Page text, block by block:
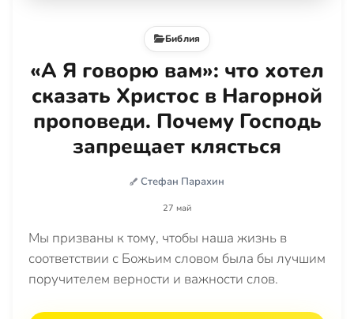
Библия
«А Я говорю вам»: что хотел
сказать Христос в Нагорной
проповеди. Почему Господь
запрещает клясться
Стефан Парахин
27 май
Мы призваны к тому, чтобы наша жизнь в
соответствии с Божьим словом была бы лучшим
поручителем верности и важности слов.